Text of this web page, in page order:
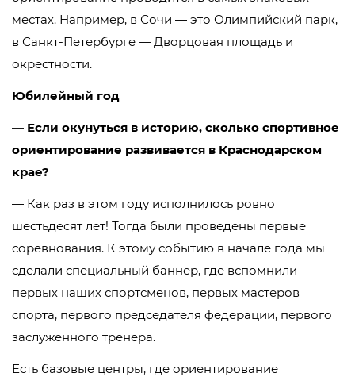
местах. Например, в Сочи — это Олимпийский парк,
в Санкт-Петербурге — Дворцовая площадь и
окрестности.
Юбилейный год
— Если окунуться в историю, сколько спортивное
ориентирование развивается в Краснодарском
крае?
— Как раз в этом году исполнилось ровно
шестьдесят лет! Тогда были проведены первые
соревнования. К этому событию в начале года мы
сделали специальный баннер, где вспомнили
первых наших спортсменов, первых мастеров
спорта, первого председателя федерации, первого
заслуженного тренера.
Есть базовые центры, где ориентирование